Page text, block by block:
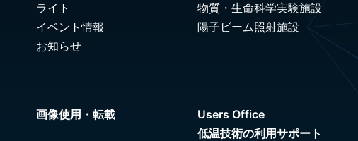
ライト
イベント情報
お知らせ
物質・生命科学実験施設
陽子ビーム照射施設
画像使用・転載
Users Office
低温技術の利用サポート